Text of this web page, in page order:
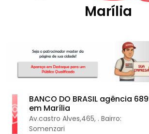
Marília
BANCO DO BRASIL agência
em Marília
Av.castro Alves,465, . Bairro:
Somenzari